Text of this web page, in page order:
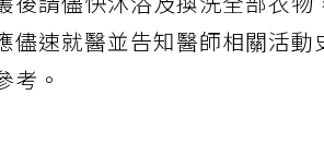
後請儘快沐浴及換洗全部衣
儘速就醫並告知醫師相關活
考。